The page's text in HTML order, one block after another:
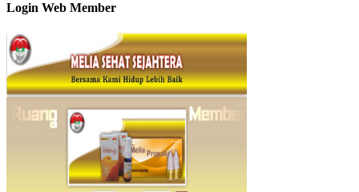
Login Web Member